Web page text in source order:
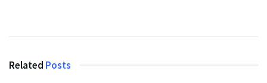
Related Posts